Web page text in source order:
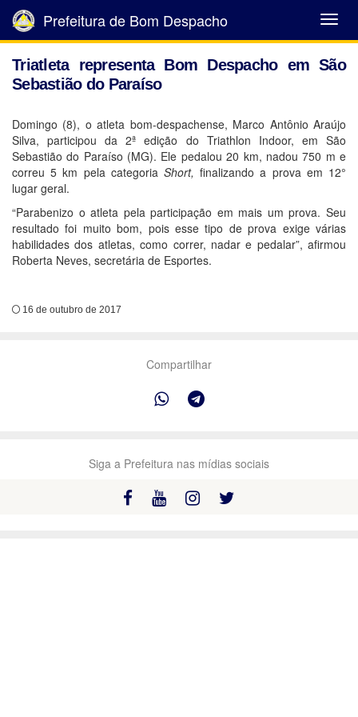
Abrir
Menu
Prefeitura de Bom Despacho
Triatleta representa Bom Despacho em São
Sebastião do Paraíso
Domingo (8), o atleta bom-despachense, Marco Antônio Araújo
Silva, participou da 2ª edição do Triathlon Indoor, em São
Sebastião do Paraíso (MG). Ele pedalou 20 km, nadou 750 m e
correu 5 km pela categoria Short, finalizando a prova em 12°
lugar geral.
“Parabenizo o atleta pela participação em mais um prova. Seu
resultado foi muito bom, pois esse tipo de prova exige várias
habilidades dos atletas, como correr, nadar e pedalar”, afirmou
Roberta Neves, secretária de Esportes.
16 de outubro de 2017
Compartilhar
Siga a Prefeitura nas mídias sociais